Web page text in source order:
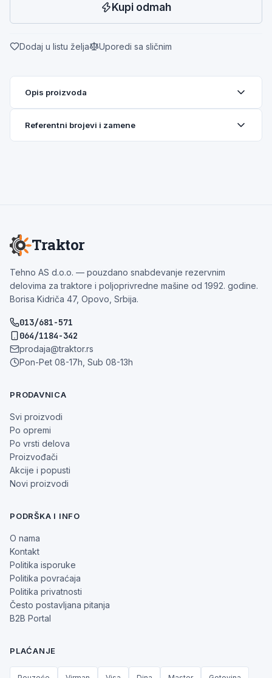
Kupi odmah
Dodaj u listu želja Uporedi sa sličnim
Opis proizvoda
Referentni brojevi i zamene
Traktor
Tehno AS d.o.o. — pouzdano snabdevanje rezervnim
delovima za traktore i poljoprivredne mašine od 1992. godine.
Borisa Kidriča 47, Opovo, Srbija.
013/681-571
064/1184-342
prodaja@traktor.rs
Pon-Pet 08-17h, Sub 08-13h
PRODAVNICA
Svi proizvodi
Po opremi
Po vrsti delova
Proizvođači
Akcije i popusti
Novi proizvodi
PODRŠKA I INFO
O nama
Kontakt
Politika isporuke
Politika povraćaja
Politika privatnosti
Često postavljana pitanja
B2B Portal
PLAĆANJE